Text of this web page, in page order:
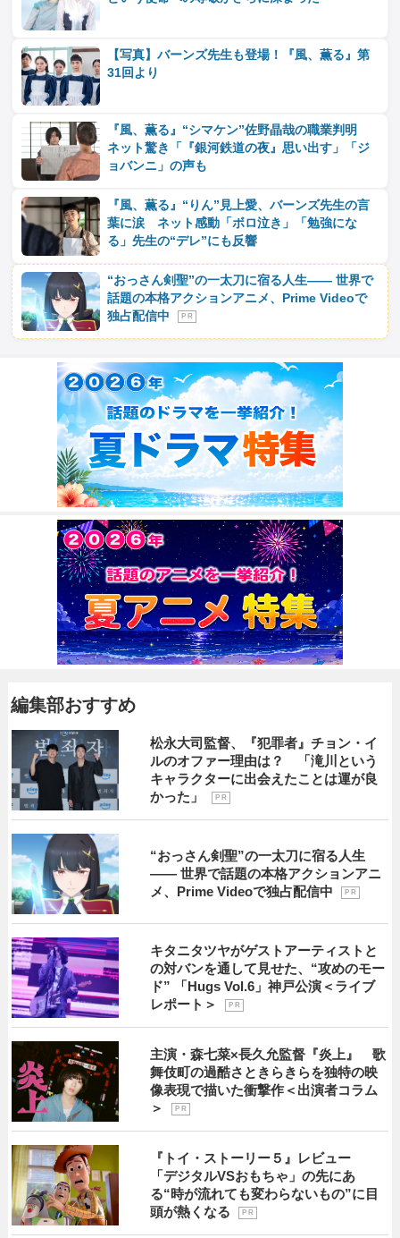
【写真】バーンズ先生も登場！『風、薫る』第
31回より
『風、薫る』“シマケン”佐野晶哉の職業判明
ネット驚き「『銀河鉄道の夜』思い出す」「ジ
ョバンニ」の声も
『風、薫る』“りん”見上愛、バーンズ先生の言
葉に涙 ネット感動「ボロ泣き」「勉強にな
る」先生の“デレ”にも反響
“おっさん剣聖”の一太刀に宿る人生―― 世界で
話題の本格アクションアニメ、Prime Videoで
独占配信中
P R
編集部おすすめ
松永大司監督、『犯罪者』チョン・イ
ルのオファー理由は？ 「滝川という
キャラクターに出会えたことは運が良
かった」
P R
“おっさん剣聖”の一太刀に宿る人生
―― 世界で話題の本格アクションアニ
メ、Prime Videoで独占配信中
P R
キタニタツヤがゲストアーティストと
の対バンを通して見せた、“攻めのモー
ド” 「Hugs Vol.6」神戸公演＜ライブ
レポート＞
P R
主演・森七菜×長久允監督『炎上』 歌
舞伎町の過酷さときらきらを独特の映
像表現で描いた衝撃作＜出演者コラム
＞
P R
『トイ・ストーリー５』レビュー
「デジタルVSおもちゃ」の先にあ
る“時が流れても変わらないもの”に目
頭が熱くなる
P R